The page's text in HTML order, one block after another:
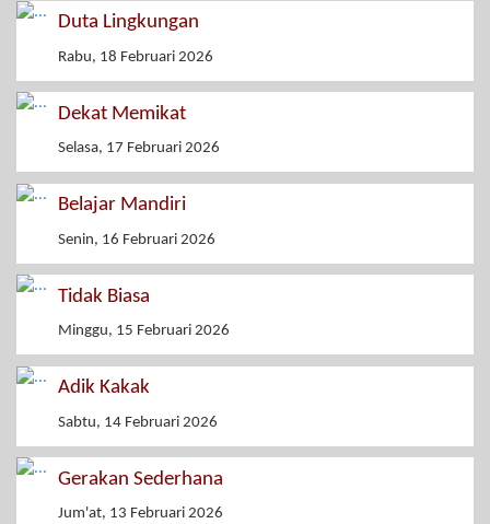
Duta Lingkungan
Rabu, 18 Februari 2026
Dekat Memikat
Selasa, 17 Februari 2026
Belajar Mandiri
Senin, 16 Februari 2026
Tidak Biasa
Minggu, 15 Februari 2026
Adik Kakak
Sabtu, 14 Februari 2026
Gerakan Sederhana
Jum'at, 13 Februari 2026